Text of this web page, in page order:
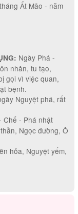
Ất Mão - năm
Ngày Phá -
nhân, tu tạo,
gọi vì việc quan,
bệnh.
Nguyệt phá, rất
Chế - Phá nhật
Ngọc đường, Ô
hỏa, Nguyệt yếm,